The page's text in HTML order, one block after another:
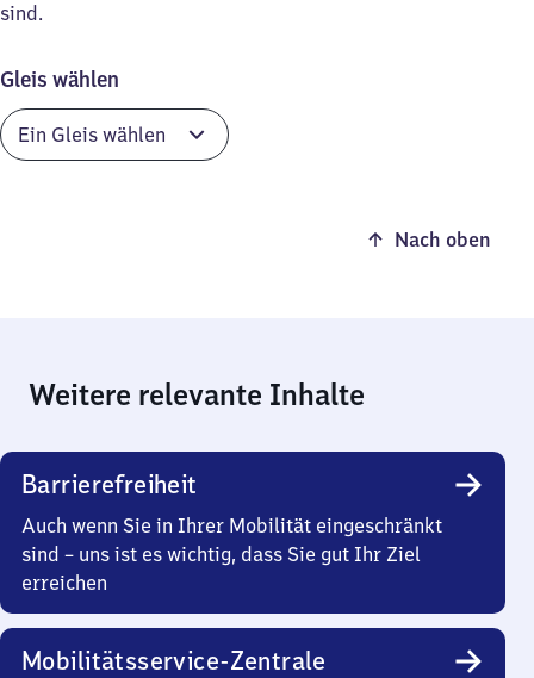
sind.
Gleis wählen
Nach oben
Weitere relevante Inhalte
Barrierefreiheit
Auch wenn Sie in Ihrer Mobilität eingeschränkt
sind – uns ist es wichtig, dass Sie gut Ihr Ziel
erreichen
Mobilitätsservice-Zentrale